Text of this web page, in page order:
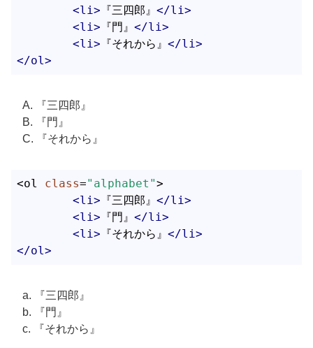
<li> 『三四郎』 </li>
<li> 『門』 </li>
<li> 『それから』 </li>
</ol>
『三四郎』
『門』
『それから』
<ol class="alphabet">
<li> 『三四郎』 </li>
<li> 『門』 </li>
<li> 『それから』 </li>
</ol>
『三四郎』
『門』
『それから』